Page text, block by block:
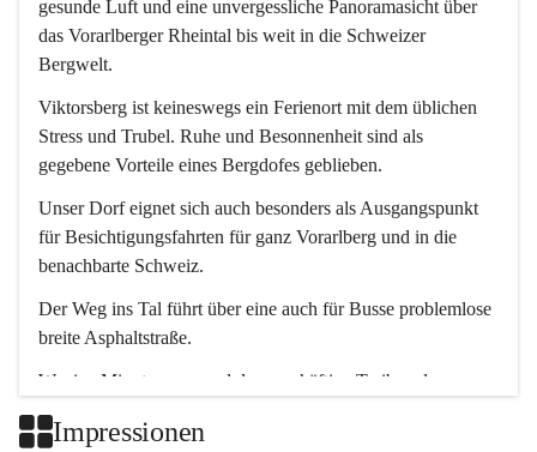
gesunde Luft und eine unvergessliche Panoramasicht über
das Vorarlberger Rheintal bis weit in die Schweizer
Bergwelt.
Viktorsberg ist keineswegs ein Ferienort mit dem üblichen
Stress und Trubel. Ruhe und Besonnenheit sind als
gegebene Vorteile eines Bergdofes geblieben.
Unser Dorf eignet sich auch besonders als Ausgangspunkt
für Besichtigungsfahrten für ganz Vorarlberg und in die
benachbarte Schweiz.
Der Weg ins Tal führt über eine auch für Busse problemlose
breite Asphaltstraße.
Wenige Minuten nur, und das geschäftige Treiben der
Impressionen